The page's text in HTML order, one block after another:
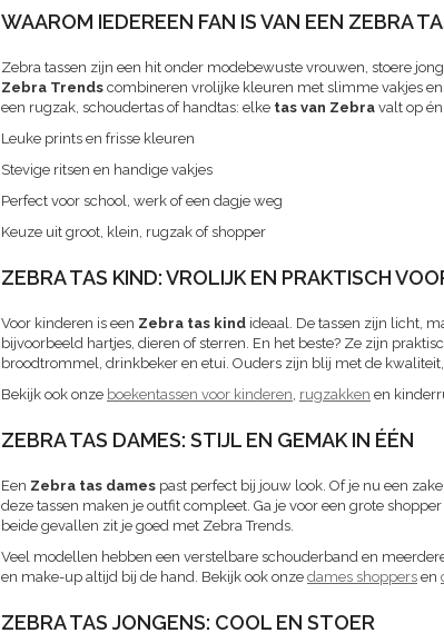
WAAROM IEDEREEN FAN IS VAN EEN ZEBRA
Zebra tassen zijn een hit onder modebewuste vrouwen, stoere
Zebra Trends combineren vrolijke kleuren met slimme vakjes
een rugzak, schoudertas of handtas: elke tas van Zebra valt op
Leuke prints en frisse kleuren
Stevige ritsen en handige vakjes
Perfect voor school, werk of een dagje weg
Keuze uit groot, klein, rugzak of shopper
ZEBRA TAS KIND: VROLIJK EN PRAKTISCH
Voor kinderen is een Zebra tas kind ideaal. De tassen zijn licht,
bijvoorbeeld hartjes, dieren of sterren. En het beste? Ze zijn
broodtrommel, drinkbeker en etui. Ouders zijn blij met de
Bekijk ook onze boekentassen voor kinderen, rugzakken en
ZEBRA TAS DAMES: STIJL EN GEMAK IN ÉÉN
Een Zebra tas dames past perfect bij jouw look. Of je nu een
deze tassen maken je outfit compleet. Ga je voor een grote
beide gevallen zit je goed met Zebra Trends.
Veel modellen hebben een verstelbare schouderband en
en make-up altijd bij de hand. Bekijk ook onze dames shoppers en
ZEBRA TAS JONGENS: COOL EN STOER